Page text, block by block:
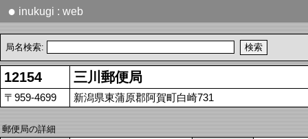
● inukugi : web
局名検索:
12154 三川郵便局
〒959-4699 新潟県東蒲原郡阿賀町白崎731
郵便局の詳細